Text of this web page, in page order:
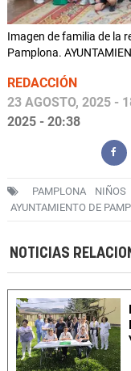
Imagen de familia de la
Pamplona.
REDACCIÓN
23 AGOSTO, 2025 -
2025 - 20:38
PAMPLONA NIÑOS
AYUNTAMIENTO DE
NOTICIAS